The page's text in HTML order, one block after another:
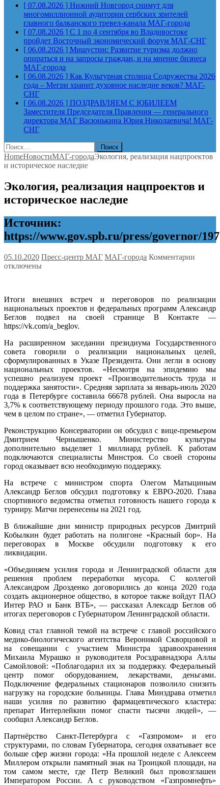
[ 07.08.2026 ] Нижний Новгород снимут для
многомиллионной аудитории сербских зрителей
главного балканского тревел-канала МАГ-города
[ 07.08.2026 ] С 1 по 4 сентября во Владивостоке
пройдет Восточный экономический форум МАГ-СНГ
[ 06.08.2026 ] Мишустин: Развитие туризма должно
опираться и на запросы граждан, и на мнение бизнеса
МАГ-города
[ 06.08.2026 ] Как Культурная столица Содружества 2026
года – Мегри хранит духовное наследие веков? МАГ-
СНГ
[ 06.08.2026 ] ПОЗДРАВЛЯЕМ С ЮБИЛЕЕМ
Заместителя Председателя Правления — генерального
директора МАГ Васюнькина Юрия Николаевича! МАГ-
СНГ
Найти:
HomeНовостиМАГ-городаЭкология, реализация нацпроектов
и историческое наследие
Экология, реализация нацпроектов и
историческое наследие
Источник:
https://www.gov.spb.ru/press/governor/
05.10.2020 Пресс-центр МАГ МАГ-города Комментарии
и
отключены
Итоги внешних встреч и переговоров по реализации
национальных проектов и федеральных программ Александр
Беглов подвел на своей странице В Контакте —
https://vk.com/a_beglov.
На расширенном заседании президиума Государственного
совета говорили о реализации национальных целей,
сформулированных в Указе Президента. Они легли в основу
национальных проектов. «Несмотря на эпидемию мы
успешно реализуем проект «Производительность труда и
поддержка занятости». Средняя зарплата за январь-июль 2020
года в Петербурге составила 66678 рублей. Она выросла на
3,7% к соответствующему периоду прошлого года. Это выше,
чем в целом по стране», — отметил Губернатор.
Реконструкцию Консерватории он обсудил с вице-премьером
Дмитрием Чернышенко. Министерство культуры
дополнительно выделяет 1 миллиард рублей. К работам
подключаются специалисты Минстроя. Со своей стороны
город оказывает всю необходимую поддержку.
На встрече с министром спорта Олегом Матыциным
Александр Беглов обсудил подготовку к ЕВРО-2020. Глава
спортивного ведомства отметил готовность нашего города к
турниру. Матчи перенесены на 2021 год.
В ближайшие дни министр природных ресурсов Дмитрий
Кобылкин будет работать на полигоне «Красный бор». На
переговорах в Москве обсудили подготовку к его
ликвидации.
«Объединяем усилия города и Ленинградской области для
решения проблем переработки мусора. С коллегой
Александром Дрозденко договорились до конца 2020 года
создать акционерное общество, в которое также войдут ПАО
Интер РАО и Банк ВТБ», — рассказал Алексадр Беглов об
итогах переговоров с Губернатором Ленинградской области.
Ковид стал главной темой на встрече с главой российского
медико-биологического агентства Вероникой Скворцовой и
на совещании с участием Министра здравоохранения
Михаила Мурашко и руководителя Росздравнадзора Аллы
Самойловой: «Поблагодарил их за поддержку. Федеральный
центр помог оборудованием, лекарствами, деньгами.
Подключение федеральных стационаров позволило снизить
нагрузку на городские больницы. Глава Минздрава отметил
наши усилия по развитию фармацевтического кластера:
препарат Интерлейкин помог спасти тысячи людей», —
сообщил Александр Беглов.
Партнёрство Санкт-Петербурга с «Газпромом» и его
структурами, по словам Губернатора, сегодня охватывает все
больше сфер жизни города: «На прошлой неделе с Алексеем
Миллером открыли памятный знак на Троицкой площади, на
том самом месте, где Петр Великий был провозглашен
Императором России. А с руководством «Газпромнефть»